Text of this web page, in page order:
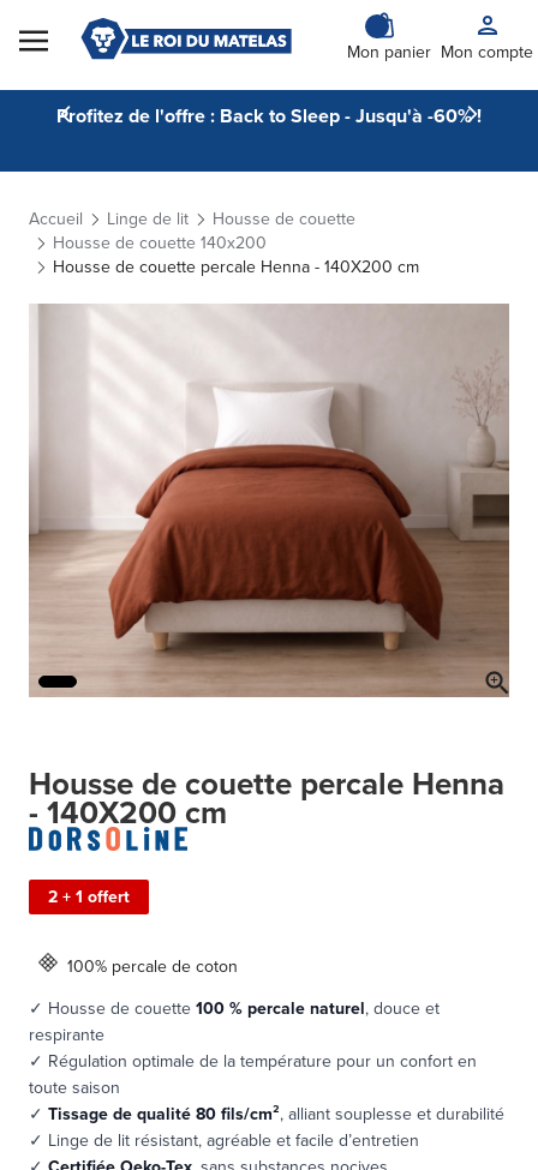
Skip to Content
Mon panier Mon compte
Profitez de l'offre : Back to Sleep - Jusqu'à -60% !
Accueil Linge de lit
Housse de couette
Housse de couette 140x200
Housse de couette percale Henna - 140X200 cm
Housse de couette percale Henna
- 140X200 cm
2 + 1 offert
100% percale de coton
✓ Housse de couette100 % percale naturel, douce et
respirante
✓ Régulation optimale de la température pour un confort en
toute saison
✓ Tissage de qualité 80 fils/cm², alliant souplesse et durabilité
✓ Linge de lit résistant, agréable et facile d’entretien